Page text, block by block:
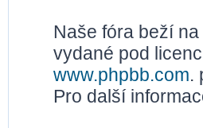
Naše fóra beží
vydané pod
www.phpbb.com.
Pro další